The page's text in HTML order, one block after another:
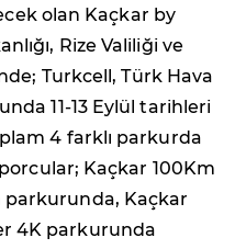
olan Kaçkar by
Rize Valiliği ve
Turkcell, Türk Hava
11-13 Eylül tarihleri
4 farklı parkurda
Kaçkar 100Km
Kaçkar
4K parkurunda